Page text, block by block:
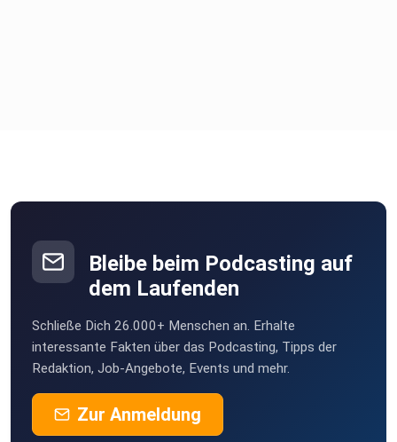
Bleibe beim Podcasting auf
dem Laufenden
Schließe Dich 26.000+ Menschen an. Erhalte
interessante Fakten über das Podcasting, Tipps der
Redaktion, Job-Angebote, Events und mehr.
Zur Anmeldung